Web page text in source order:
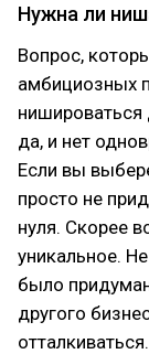
Нужна ли
Вопрос,
амбициозных
нишироваться
да, и нет
Если вы
просто не
нуля. Скорее
уникальное.
было
другого